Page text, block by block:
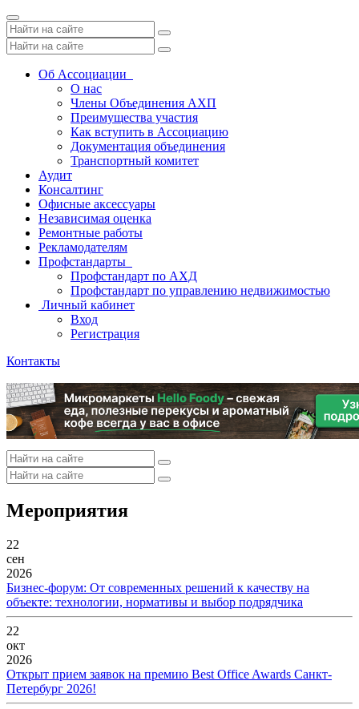
Toggle
navigation
Об Ассоциации
О нас
Члены Объединения АХП
Преимущества участия
Как вступить в Ассоциацию
Документация объединения
Транспортный комитет
Аудит
Консалтинг
Офисные аксессуары
Независимая оценка
Ремонтные работы
Рекламодателям
Профстандарты
Профстандарт по АХД
Профстандарт по управлению недвижимостью
Личный кабинет
Вход
Регистрация
Контакты
Мероприятия
22
сен
2026
Бизнес-форум: От современных решений к качеству на
объекте: технологии, нормативы и выбор подрядчика
22
окт
2026
Открыт прием заявок на премию Best Office Awards Санкт-
Петербург 2026!